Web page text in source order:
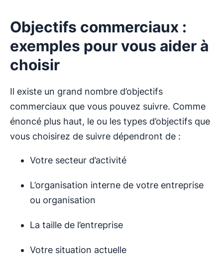
Objectifs commerciaux :
exemples pour vous aider à
choisir
Il existe un grand nombre d’objectifs
commerciaux que vous pouvez suivre. Comme
énoncé plus haut, le ou les types d’objectifs que
vous choisirez de suivre dépendront de :
Votre secteur d’activité
L’organisation interne de votre entreprise
ou organisation
La taille de l’entreprise
Votre situation actuelle